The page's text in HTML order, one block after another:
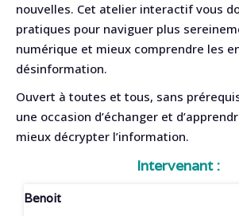
nouvelles. Cet atelier interactif vous
pratiques pour naviguer plus
numérique et mieux comprendre les
désinformation.
Ouvert à toutes et tous, sans
une occasion d’échanger et
mieux décrypter l’information.
Intervenant :
Benoit